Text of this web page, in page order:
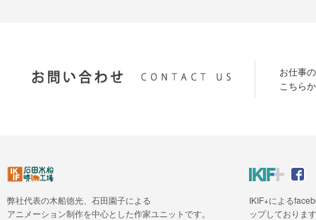
お仕事
こちら
弊社代表の木船徳光、石田園子による
アニメーション制作を中心とした作家ユニットです。
IKIF+による
ップしておりま